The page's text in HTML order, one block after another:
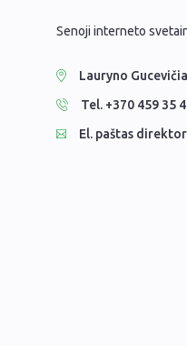
Senoji interneto
Lauryno
Tel. +370 459 35
El. paštas